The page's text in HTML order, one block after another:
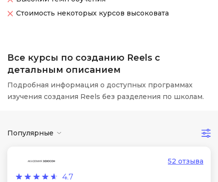
Стоимость некоторых курсов высоковата
Все курсы по созданию Reels с
детальным описанием
Подробная информация о доступных программах
изучения создания Reels без разделения по школам.
Популярные
4.7
52 отзыва